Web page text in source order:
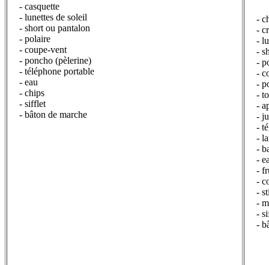
- casquette
- lunettes de soleil
- short ou pantalon
- polaire
- coupe-vent
- poncho (pèlerine)
- téléphone portable
- eau
- chips
- sifflet
- bâton de marche
-
-
-
-
-
-
-
-
-
-
-
-
-
-
-
-
-
-
-
-